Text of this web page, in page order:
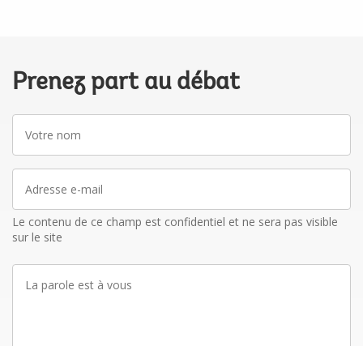
Prenez part au débat
nom
mail
Le contenu de ce champ est confidentiel et ne sera pas visible
sur le site
parole